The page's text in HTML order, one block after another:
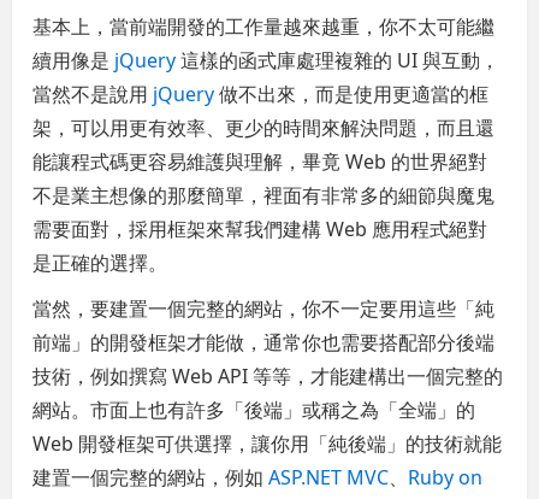
基本上，當前端開發的工作量越來越重，你不太可能繼
續用像是 jQuery這樣的函式庫處理複雜的 UI 與互動，
當然不是說用 jQuery做不出來，而是使用更適當的框
架，可以用更有效率、更少的時間來解決問題，而且還
能讓程式碼更容易維護與理解，畢竟 Web 的世界絕對
不是業主想像的那麼簡單，裡面有非常多的細節與魔鬼
需要面對，採用框架來幫我們建構 Web 應用程式絕對
是正確的選擇。
當然，要建置一個完整的網站，你不一定要用這些「純
前端」的開發框架才能做，通常你也需要搭配部分後端
技術，例如撰寫 Web API 等等，才能建構出一個完整的
網站。市面上也有許多「後端」或稱之為「全端」的
Web 開發框架可供選擇，讓你用「純後端」的技術就能
建置一個完整的網站，例如ASP.NET MVC、 Ruby on